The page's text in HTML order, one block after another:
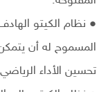
المسموح له أن
تحسين الأداء